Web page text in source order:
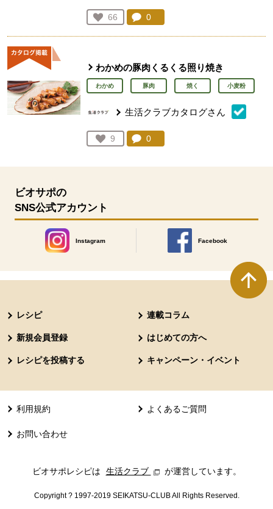
お気に入り登録：
66
人が登録
コメント：
0
わかめの豚肉くるくる照り焼き
わかめ 豚肉 焼く 小麦粉
生活クラブカタログさん
お気に入り登録：
9
人が登録
コメント：
0
ビオサポの
SNS公式アカウント
Instagram
別のウィンドウで開きます。
Facebook
別のウィンドウで開きます
レシピ 連載コラム
新規会員登録 はじめての方へ
レシピを投稿する キャンペーン・イベント
利用規約 よくあるご質問
お問い合わせ
ビオサポレシピは 生活クラブ 別のウィンドウで開きます。
が運営しています。
Copyright ? 1997-2019 SEIKATSU-CLUB All Rights Reserved.